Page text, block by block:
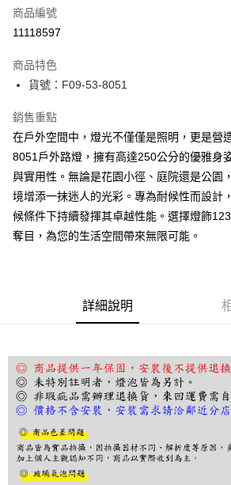
LINE Pay
街口支付
悠遊付
Google Pay
全盈+PAY
AFTEE先享後付
相關說明
【關於「AFTEE先享後付」】
３．安心：先確認商品／服務後，再付款。
結帳頁面，進行簡訊認證並確認金額後，即可完成
２．訂單成立數日內，您將收到繳費通知簡訊。
３．收到繳費通知簡訊後14天內，點擊此簡訊中的
ATM／網路銀行／等多元方式進行付款，方視為交
購買商品的店家。未經商家同意取消之訂單仍視為
後付繳納相關費用。
※ 交易是否成功請以「AFTEE先享後付 」之結帳
是否繳費成功／繳費後需取消欲退款等相關疑問，
商品編號
11118597
商品特色
貨號：F09-53-8051
銷售重點
在戶外空間中，燈光不僅僅是照明，更是營
8051戶外路燈，擁有高達250公分的優雅身
與實用性。無論是花園小徑、庭院還是公園
境增添一抹迷人的光彩。專為耐候性而設計
候條件下持續發揮其卓越性能。選擇燈飾
奪目，為您的生活空間帶來無限可能。
詳細說明